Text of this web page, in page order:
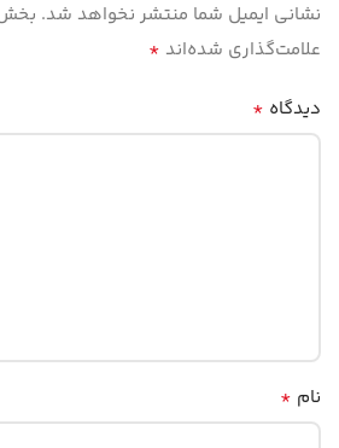
نشانی ایمیل شما منتشر نخواهد شد.
علامت‌گذاری شده‌اند *
دیدگاه *
نام *